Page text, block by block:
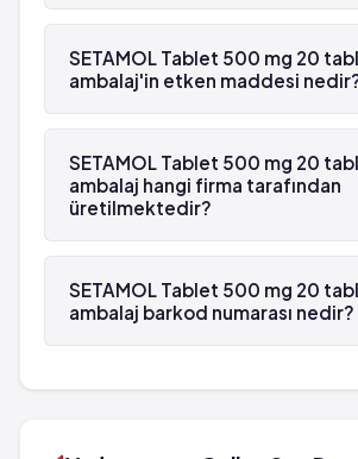
Evet, SETAMOL Tablet 500 mg 20
ambalaj beyaz reçetelidir.
SETAMOL Tablet 500 mg 20
ambalaj'in etken maddesi
SETAMOL Tablet 500 mg 20
etken maddesi Parasetamol 'dür.
SETAMOL Tablet 500 mg 20
ambalaj hangi firma tarafından
üretilmektedir?
SETAMOL Tablet 500 mg 20
VLD tarafından üretilmektedir.
SETAMOL Tablet 500 mg 20
ambalaj barkod numarası nedir?
barkod numarası